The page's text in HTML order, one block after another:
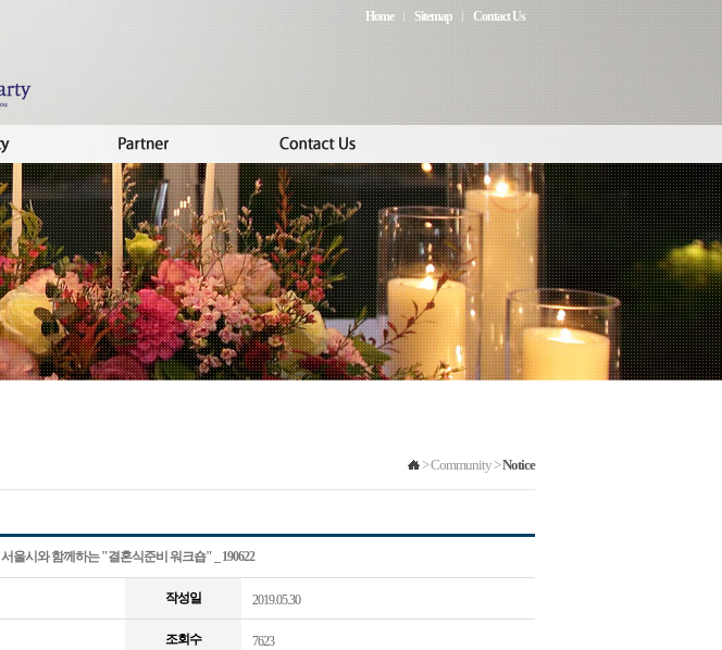
Home Sitemap Contact Us
> Community >Notice
서울시와 함께하는 "결혼식준비 워크숍" _ 190622
작성일 2019.05.30
조회수 7623